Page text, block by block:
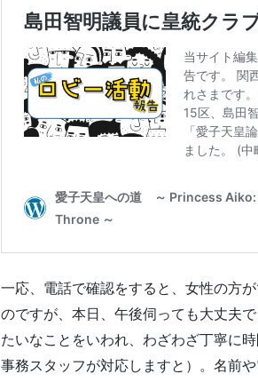
一応、電話で確認をすると、女性の方
のですが、本日、午後伺っても大丈夫
たいなことをいわれ、わざわざ丁寧に
事務スタッフが対応しますと）。名前